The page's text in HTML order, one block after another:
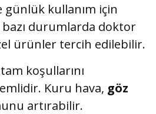
kullanım için
durumlarda doktor
ürünler tercih edilebilir.
koşullarını
Kuru hava, göz
artırabilir.